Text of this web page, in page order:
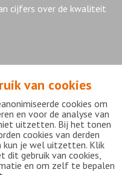
cijfers over de kwaliteit
van cookies
cookies om
en voor de analyse van
uitzetten. Bij het tonen
cookies van derden
kun je wel uitzetten. Klik
dit gebruik van cookies,
en om zelf te bepalen